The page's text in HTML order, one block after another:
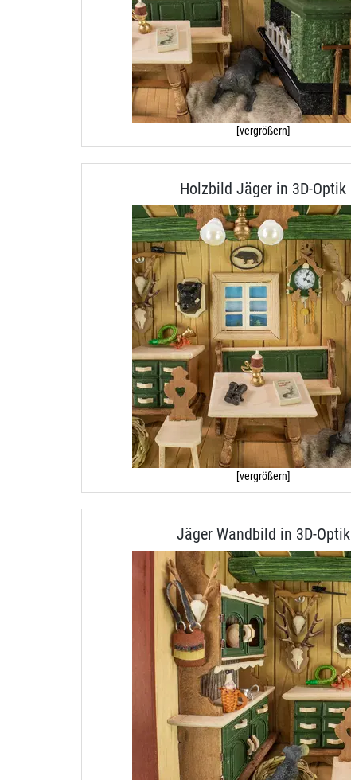
[vergrößern]
Holzbild Jäger in 3D-Optik
[vergrößern]
Jäger Wandbild in 3D-Optik